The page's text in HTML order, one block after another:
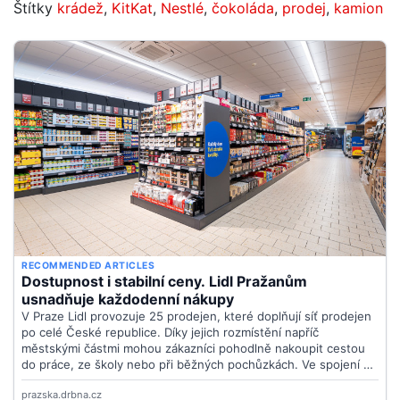
Štítky krádež, KitKat, Nestlé, čokoláda, prodej, kamion